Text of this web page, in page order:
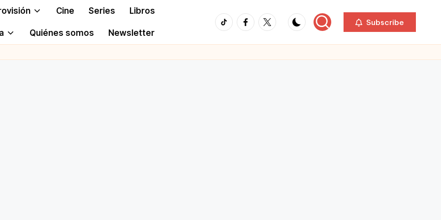
Cine Series Libros
Quiénes somos Newsletter
TikTokFacebook
Twitter Subscribe